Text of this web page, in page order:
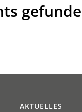
AKTUELLES